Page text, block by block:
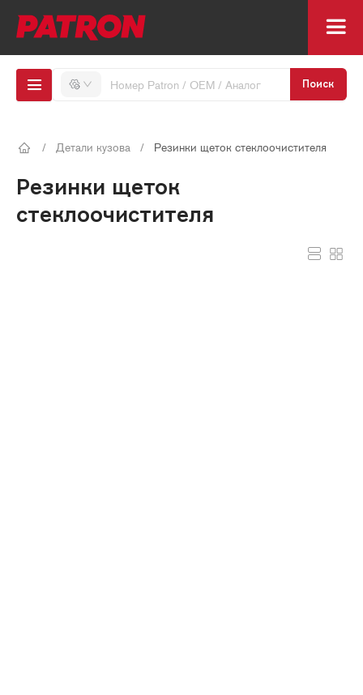
Поиск
/ Детали кузова / Резинки щеток стеклоочистителя
Резинки щеток
стеклоочистителя